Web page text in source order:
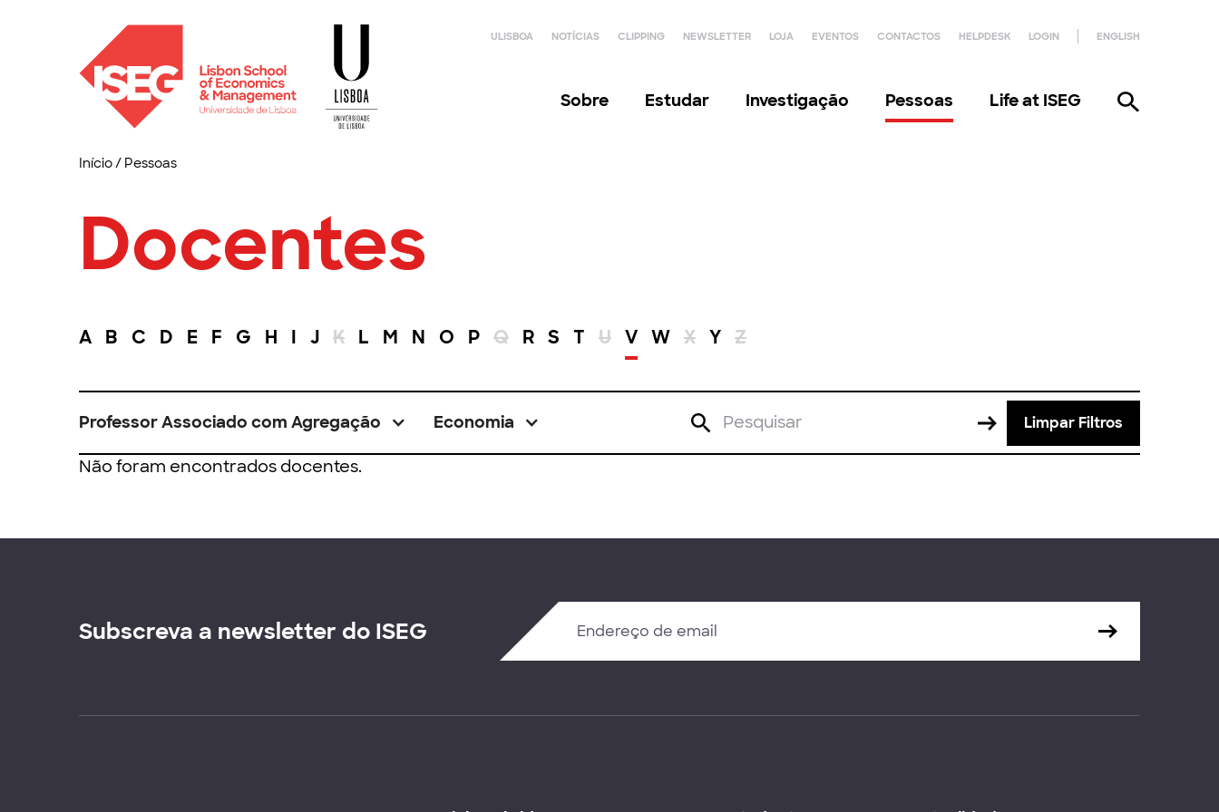
ULISBOA NOTÍCIAS CLIPPING NEWSLETTER LOJA EVENTOS CONTACTOS HELPDESK LOGIN ENGLISH
Sobre Estudar Investigação Pessoas Life at ISEG
Início/ Pessoas
Docentes
A B C D E F G H I J K L M N O P Q R S T U V W X Y Z
Professor Associado com Agregação Economia Limpar Filtros
Não foram encontrados docentes.
Subscreva a newsletter do ISEG